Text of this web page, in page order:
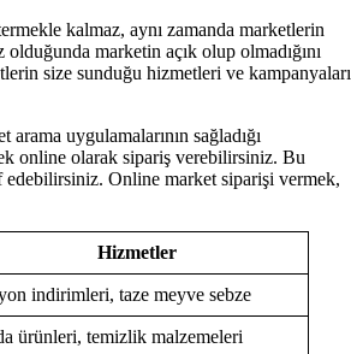
kalmaz, aynı zamanda marketlerin
marketin açık olup olmadığını
size sunduğu hizmetleri ve kampanyaları
uygulamalarının sağladığı
online olarak sipariş verebilirsiniz. Bu
edebilirsiniz. Online market siparişi vermek,
Hizmetler
indirimleri, taze meyve sebze
ürünleri, temizlik malzemeleri